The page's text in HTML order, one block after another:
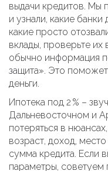
выдачи кредитов. Мы
и узнали, какие банки
какие просто
вклады, проверьте их
обычно информация
защита». Это
деньги.
Ипотека под 2 % –
Дальневосточном и
потеряться в
возраст, доход,
сумма кредита. Если
параметры, советуем